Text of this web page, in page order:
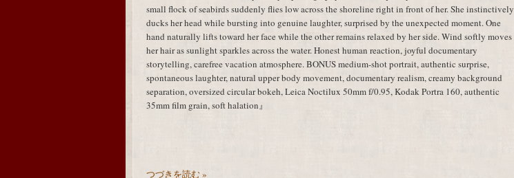
small flock of seabirds suddenly flies low across the shoreline right in front of her. She instinctively
ducks her head while bursting into genuine laughter, surprised by the unexpected moment. One
hand naturally lifts toward her face while the other remains relaxed by her side. Wind softly moves
her hair as sunlight sparkles across the water. Honest human reaction, joyful documentary
storytelling, carefree vacation atmosphere. BONUS medium-shot portrait, authentic surprise,
spontaneous laughter, natural upper body movement, documentary realism, creamy background
separation, oversized circular bokeh, Leica Noctilux 50mm f/0.95, Kodak Portra 160, authentic
35mm film grain, soft halation』
つづきを読む »